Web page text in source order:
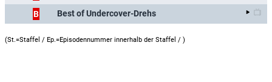
B Best of Undercover-Drehs
(St.=Staffel / Ep.=Episodennummer innerhalb der Staffel / )